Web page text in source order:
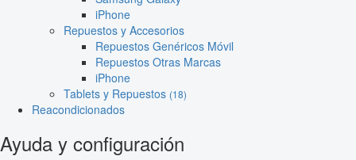
iPhone
Repuestos y Accesorios
Repuestos Genéricos Móvil
Repuestos Otras Marcas
iPhone
Tablets y Repuestos (18)
Reacondicionados
Ayuda y configuración